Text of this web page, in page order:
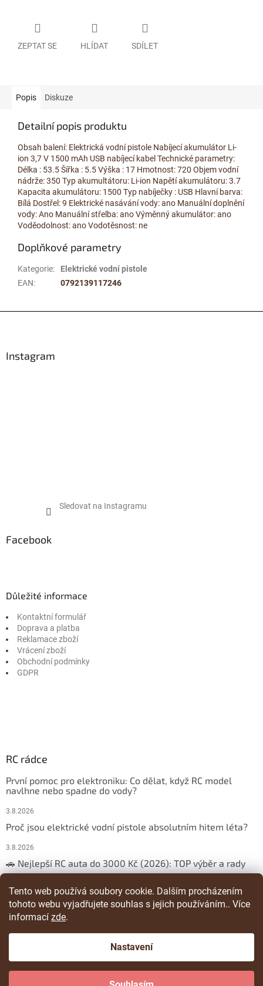
Tento web používá soubory cookie. Dalším procházením
tohoto webu vyjadřujete souhlas s jejich používáním.. Více
informací zde.
Nastavení
ZEPTAT SE HLÍDAT SDÍLET
Popis Diskuze
Detailní popis produktu
Obsah balení: Elektrická vodní pistole Nabíjecí akumulátor Li-
ion 3,7 V 1500 mAh USB nabíjecí kabel Technické parametry:
Délka : 53.5 Šířka : 5.5 Výška : 17 Hmotnost: 720 Objem vodní
nádrže: 350 Typ akumultátoru: Li-ion Napětí akumulátoru: 3.7
Kapacita akumulátoru: 1500 Typ nabíječky : USB Hlavní barva:
Bílá Dostřel: 9 Elektrické nasávání vody: ano Manuální doplnění
vody: Ano Manuální střelba: ano Výměnný akumulátor: ano
Voděodolnost: ano Vodotěsnost: ne
Doplňkové parametry
Kategorie:
Elektrické vodní pistole
EAN: 0792139117246
Instagram
Sledovat na Instagramu
Facebook
Důležité informace
Kontaktní formulář
Doprava a platba
Reklamace zboží
Vrácení zboží
Obchodní podmínky
GDPR
RC rádce
První pomoc pro elektroniku: Co dělat, když RC model
navlhne nebo spadne do vody?
3.8.2026
Proč jsou elektrické vodní pistole absolutním hitem léta?
3.8.2026
🚗 Nejlepší RC auta do 3000 Kč (2026): TOP výběr a rady
ARCHIV
Vytvořil Shoptet